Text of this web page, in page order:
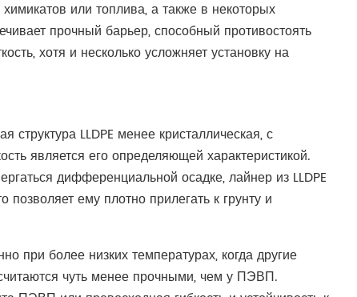
или топлива, а также в некоторых
прочный барьер, способный противостоять
хотя и несколько усложняет установку на
LLDPE менее кристаллическая, с
является его определяющей характеристикой.
дифференциальной осадке, лайнер из LLDPE
ему плотно прилегать к грунту и
при более низких температурах, когда другие
чуть менее прочными, чем у ПЭВП.